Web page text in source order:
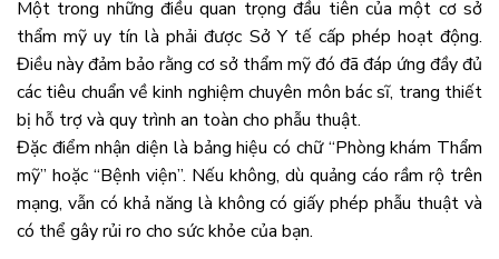
Một trong những điều quan trọng đầu tiên của một cơ sở
thẩm mỹ uy tín là phải được Sở Y tế cấp phép hoạt động.
Điều này đảm bảo rằng cơ sở thẩm mỹ đó đã đáp ứng đầy đủ
các tiêu chuẩn về kinh nghiệm chuyên môn bác sĩ, trang thiết
bị hỗ trợ và quy trình an toàn cho phẫu thuật.
Đặc điểm nhận diện là bảng hiệu có chữ “Phòng khám Thẩm
mỹ” hoặc “Bệnh viện”. Nếu không, dù quảng cáo rầm rộ trên
mạng, vẫn có khả năng là không có giấy phép phẫu thuật và
có thể gây rủi ro cho sức khỏe của bạn.